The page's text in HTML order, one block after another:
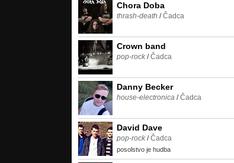
Chora Doba
thrash-death /Čadca
Crown band
pop-rock /Čadca
Danny Becker
house-electronica /Čadca
David Dave
pop-rock /Čadca
posolstvo je hudba